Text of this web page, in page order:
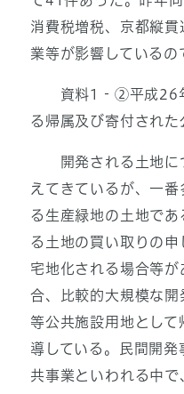
消費税増税、京都縦
業等が影響しているの
資料1‐②平成26年
る帰属及び寄付された
開発される土地に
えてきているが、一
る生産緑地の土地で
る土地の買い取りの
宅地化される場合等
合、比較的大規模な
等公共施設用地とし
導している。民間開
共事業といわれる中